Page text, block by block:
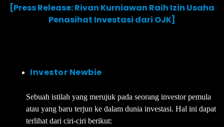
[Press Release: Rivan Kurniawan Raih Izin Usaha
Penasihat Investasi dari OJK]
Investor Newbie
Sebuah istilah yang merujuk pada seorang investor pemula
atau yang baru terjun ke dalam dunia investasi. Hal ini dapat
terlihat dari ciri-ciri berikut: